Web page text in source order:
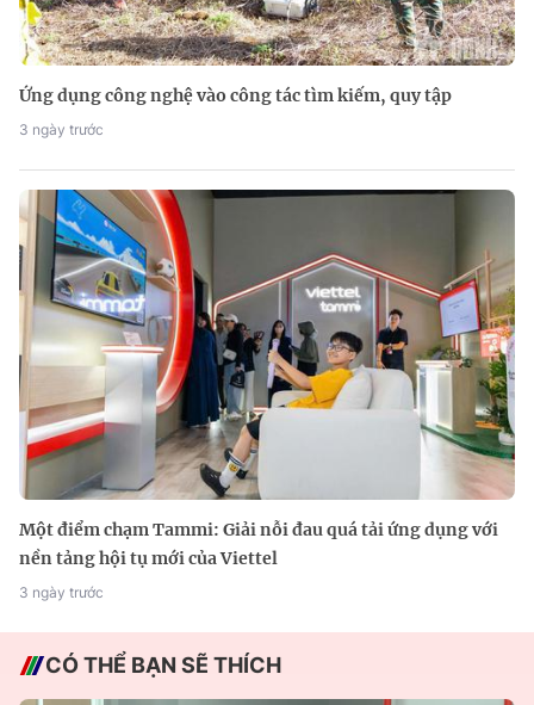
Ứng dụng công nghệ vào công tác tìm kiếm, quy tập
3 ngày trước
Một điểm chạm Tammi: Giải nỗi đau quá tải ứng dụng với
nền tảng hội tụ mới của Viettel
3 ngày trước
CÓ THỂ BẠN SẼ THÍCH